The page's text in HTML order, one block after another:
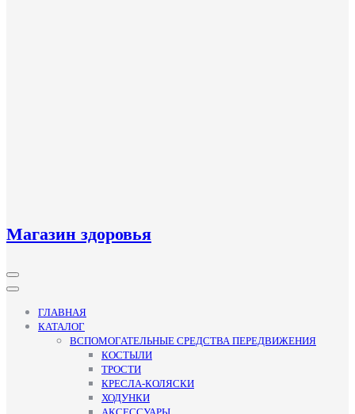
Магазин здоровья
Кнопка
Открыть
ГЛАВНАЯ
КАТАЛОГ
ВСПОМОГАТЕЛЬНЫЕ СРЕДСТВА ПЕРЕДВИЖЕНИЯ
КОСТЫЛИ
ТРОСТИ
КРЕСЛА-КОЛЯСКИ
ХОДУНКИ